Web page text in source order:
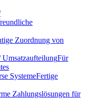
Zuordnung von
UmsatzaufteilungFür
SystemeFertige
Zahlungslösungen für